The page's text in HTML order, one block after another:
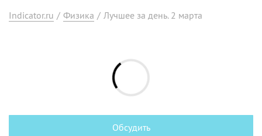
Indicator.ru / Физика / Лучшее за день. 2 марта
Обсудить